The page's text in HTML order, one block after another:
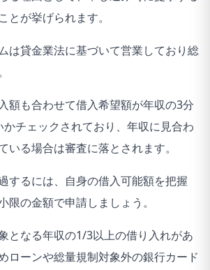
とが挙げられます。
は貸金業法に基づいて営業しており総
額も合わせて借入希望額が年収の3分
チェックされており、年収に見合わ
いる場合は審査に落とされます。
するには、自身の借入可能額を把握
限の金額で申請しましょう。
となる年収の1/3以上の借り入れがあ
ローンや総量規制対象外の銀行カード